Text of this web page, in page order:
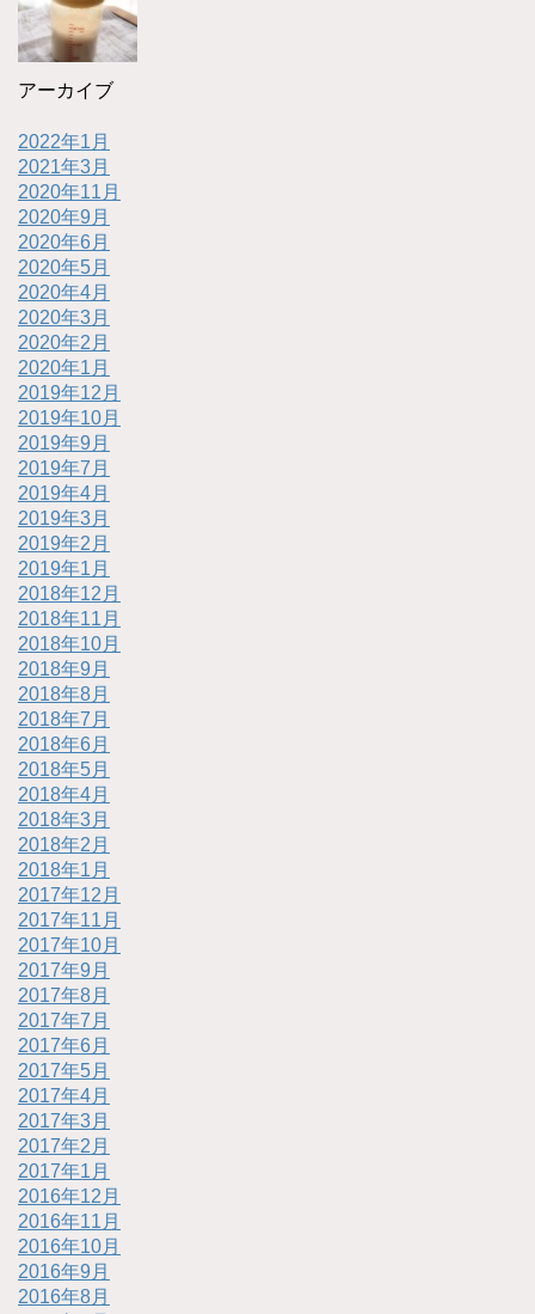
アーカイブ
2022年1月
2021年3月
2020年11月
2020年9月
2020年6月
2020年5月
2020年4月
2020年3月
2020年2月
2020年1月
2019年12月
2019年10月
2019年9月
2019年7月
2019年4月
2019年3月
2019年2月
2019年1月
2018年12月
2018年11月
2018年10月
2018年9月
2018年8月
2018年7月
2018年6月
2018年5月
2018年4月
2018年3月
2018年2月
2018年1月
2017年12月
2017年11月
2017年10月
2017年9月
2017年8月
2017年7月
2017年6月
2017年5月
2017年4月
2017年3月
2017年2月
2017年1月
2016年12月
2016年11月
2016年10月
2016年9月
2016年8月